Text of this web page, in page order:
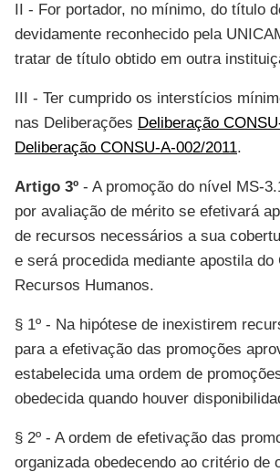
II - For portador, no mínimo, do título
devidamente reconhecido pela
tratar de título obtido em outra
III - Ter cumprido os interstícios
nas Deliberações Deliberação
Deliberação CONSU-A-002/2011.
Artigo 3º - A promoção do nível MS-
por avaliação de mérito se efetivará
de recursos necessários a sua
e será procedida mediante apostila do
Recursos Humanos.
§ 1º - Na hipótese de inexistirem
para a efetivação das promoções
estabelecida uma ordem de
obedecida quando houver
§ 2º - A ordem de efetivação das
organizada obedecendo ao critério de